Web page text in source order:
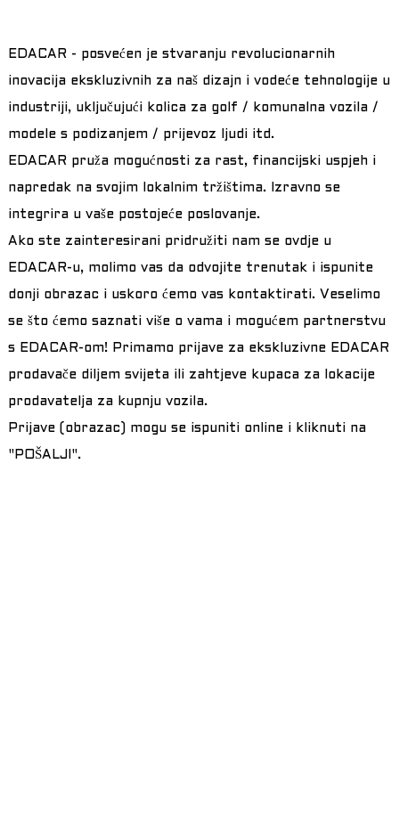
EDACAR - posvećen je stvaranju revolucionarnih
inovacija ekskluzivnih za naš dizajn i vodeće tehnologije u
industriji, uključujući kolica za golf / komunalna vozila /
modele s podizanjem / prijevoz ljudi itd.
EDACAR pruža mogućnosti za rast, financijski uspjeh i
napredak na svojim lokalnim tržištima. Izravno se
integrira u vaše postojeće poslovanje.
Ako ste zainteresirani pridružiti nam se ovdje u
EDACAR-u, molimo vas da odvojite trenutak i ispunite
donji obrazac i uskoro ćemo vas kontaktirati. Veselimo
se što ćemo saznati više o vama i mogućem partnerstvu
s EDACAR-om! Primamo prijave za ekskluzivne EDACAR
prodavače diljem svijeta ili zahtjeve kupaca za lokacije
prodavatelja za kupnju vozila.
Prijave (obrazac) mogu se ispuniti online i kliknuti na
"POŠALJI".